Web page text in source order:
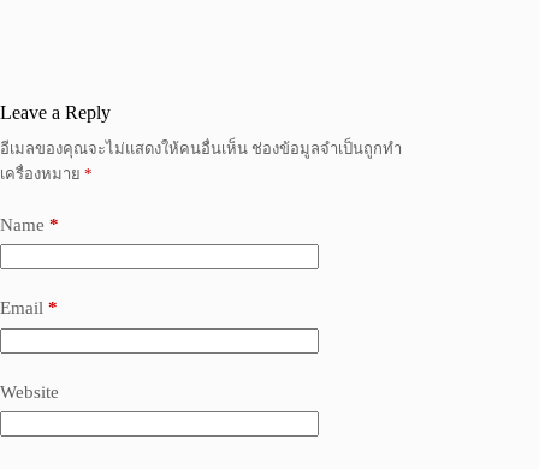
Leave a Reply
อีเมลของคุณจะไม่แสดงให้คนอื่นเห็น ช่องข้อมูลจำเป็นถูกทำ
เครื่องหมาย *
Name *
Email *
Website